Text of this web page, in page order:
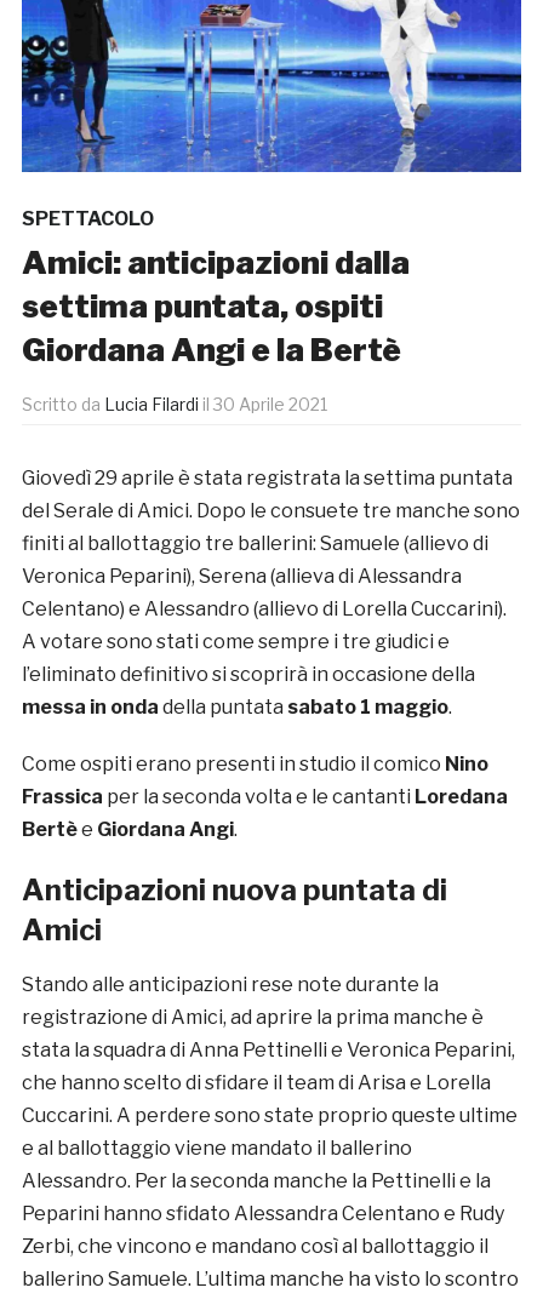
SPETTACOLO
Amici: anticipazioni dalla
settima puntata, ospiti
Giordana Angi e la Bertè
Scritto da Lucia Filardi il 30 Aprile 2021
Giovedì 29 aprile è stata registrata la settima puntata
del Serale di Amici. Dopo le consuete tre manche sono
finiti al ballottaggio tre ballerini: Samuele (allievo di
Veronica Peparini), Serena (allieva di Alessandra
Celentano) e Alessandro (allievo di Lorella Cuccarini).
A votare sono stati come sempre i tre giudici e
l’eliminato definitivo si scoprirà in occasione della
messa in onda della puntata sabato 1 maggio.
Come ospiti erano presenti in studio il comico Nino
Frassica per la seconda volta e le cantanti Loredana
Bertèe Giordana Angi.
Anticipazioni nuova puntata di
Amici
Stando alle anticipazioni rese note durante la
registrazione di Amici, ad aprire la prima manche è
stata la squadra di Anna Pettinelli e Veronica Peparini,
che hanno scelto di sfidare il team di Arisa e Lorella
Cuccarini. A perdere sono state proprio queste ultime
e al ballottaggio viene mandato il ballerino
Alessandro. Per la seconda manche la Pettinelli e la
Peparini hanno sfidato Alessandra Celentano e Rudy
Zerbi, che vincono e mandano così al ballottaggio il
ballerino Samuele. L’ultima manche ha visto lo scontro